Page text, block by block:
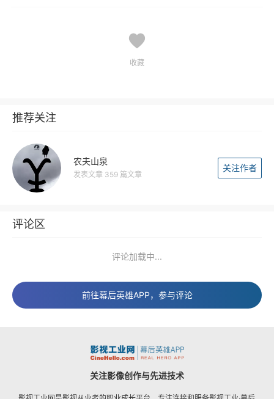
收藏
推荐关注
农夫山泉
发表文章 359 篇文章
关注作者
评论区
评论加载中...
前往幕后英雄APP，参与评论
关注影像创作与先进技术